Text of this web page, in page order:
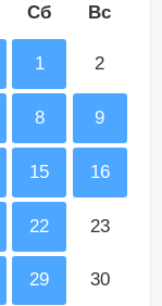
Сб Вс
1 2
8 9
15 16
22 23
29 30